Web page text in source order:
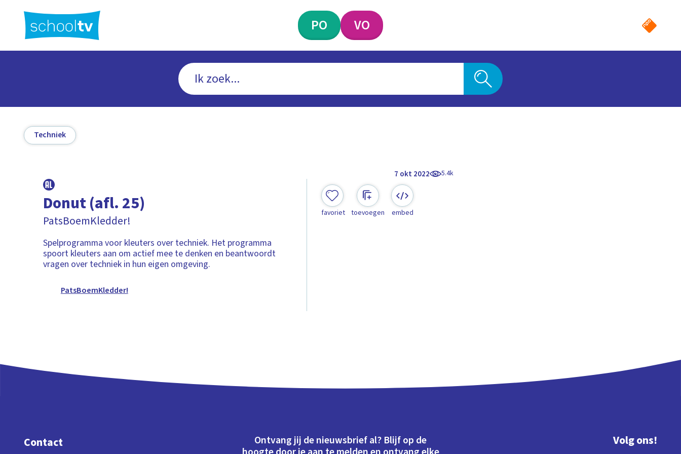
hoofdinhoud
PO VO
Techniek
7 okt 2022 5.4k
Donut (afl. 25)
PatsBoemKledder!
Spelprogramma voor kleuters over techniek. Het programma
spoort kleuters aan om actief mee te denken en beantwoordt
vragen over techniek in hun eigen omgeving.
PatsBoemKledder!
favoriet toevoegen embed
Contact
Ontvang jij de nieuwsbrief al? Blijf op de
Volg ons!